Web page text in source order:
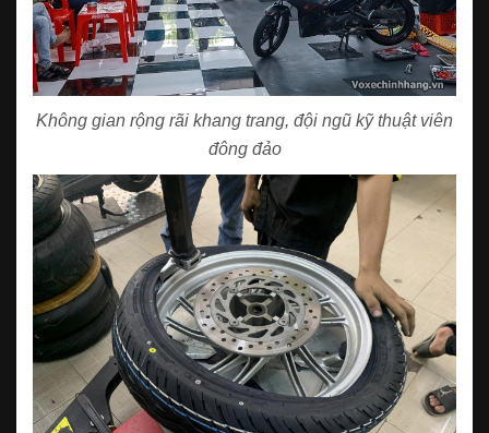
Không gian rộng rãi khang trang, đội ngũ kỹ thuật viên
đông đảo